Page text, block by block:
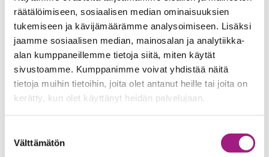
räätälöimiseen, sosiaalisen median ominaisuuksien
tukemiseen ja kävijämäärämme analysoimiseen. Lisäksi
jaamme sosiaalisen median, mainosalan ja analytiikka-
alan kumppaneillemme tietoja siitä, miten käytät
sivustoamme. Kumppanimme voivat yhdistää näitä
tietoja muihin tietoihin, joita olet antanut heille tai joita on
kerätty, kun olet käyttänyt heidän palvelujaan.
valinta
Välttämätön
sellaisena, mitä hän oli odottanut, vaan paljon
parempana. Hän sai joulun lahjan.
Joulu itse on joulun lahja, sillä se on muistutus
rakkaudesta ja tehtävästämme rakastaa.
Äiti Teresa sai vuonna 1979 Nobelin rauhanpalkinnon.
Vaikuttavassa rauhanpalkinnon vastaanottopuheessaan
hän sanoi: ”Rakkaudessa ei ole kyse siitä, kuinka paljon